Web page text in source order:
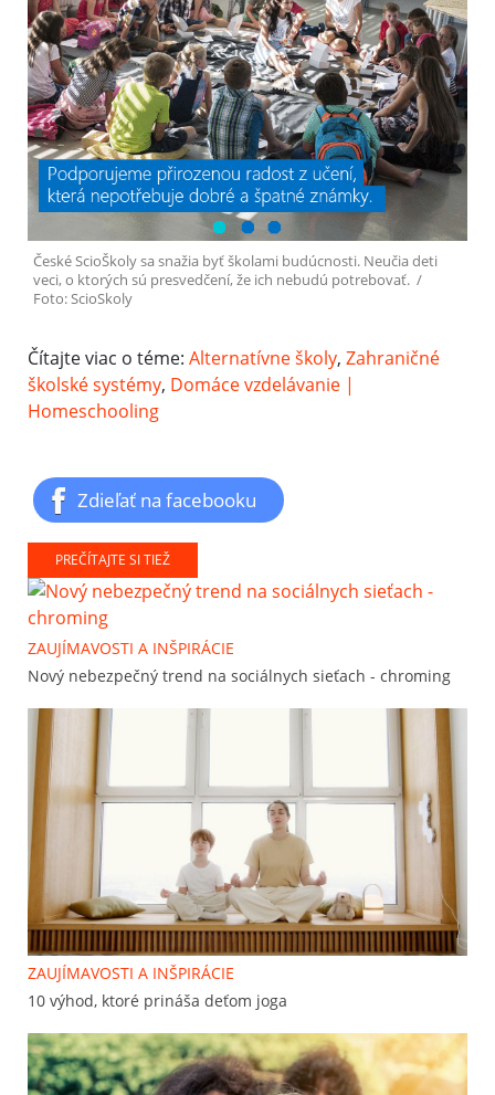
České ScioŠkoly sa snažia byť školami budúcnosti. Neučia deti
veci, o ktorých sú presvedčení, že ich nebudú potrebovať. /
Foto: ScioSkoly
Čítajte viac o téme: Alternatívne školy, Zahraničné
školské systémy, Domáce vzdelávanie |
Homeschooling
Zdieľať na facebooku
PREČÍTAJTE SI TIEŽ
ZAUJÍMAVOSTI A INŠPIRÁCIE
Nový nebezpečný trend na sociálnych sieťach - chroming
ZAUJÍMAVOSTI A INŠPIRÁCIE
10 výhod, ktoré prináša deťom joga